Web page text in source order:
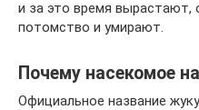
и за это время
потомство и умирают.
Почему насекомое
Официальное название